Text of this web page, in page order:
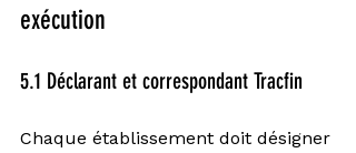
exécution
5.1 Déclarant et correspondant Tracfin
Chaque établissement doit désigner